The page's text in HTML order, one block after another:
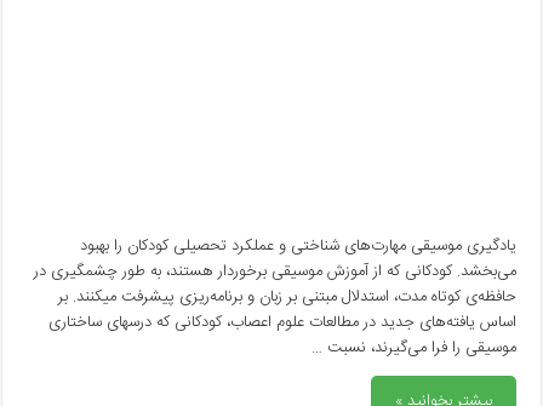
یادگیری موسیقی مهارت‌های شناختی و عملکرد تحصیلی کودکان را بهبود
می‌بخشد. کودکانی که از آموزش موسیقی برخوردار هستند، به طور چشمگیری در
حافظه‌ی کوتاه مدت، استدلال مبتنی بر زبان و برنامه‌ریزی پیشرفت میکنند. بر
اساس یافته‌های جدید در مطالعات علوم اعصاب، کودکانی که درسهای ساختاری
موسیقی را فرا می‌گیرند، نسبت …
بیشتر بخوانید »